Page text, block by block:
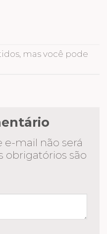
mas você pode
e-mail não será
obrigatórios são